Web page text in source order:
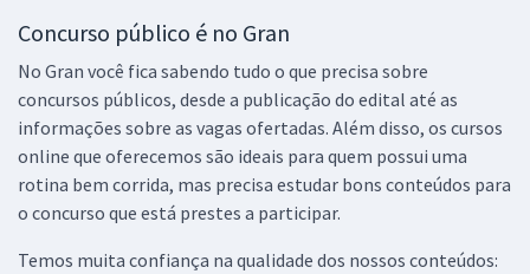
Concurso público é no Gran
No Gran você fica sabendo tudo o que precisa sobre
concursos públicos, desde a publicação do edital até as
informações sobre as vagas ofertadas. Além disso, os cursos
online que oferecemos são ideais para quem possui uma
rotina bem corrida, mas precisa estudar bons conteúdos para
o concurso que está prestes a participar.
Temos muita confiança na qualidade dos nossos conteúdos: